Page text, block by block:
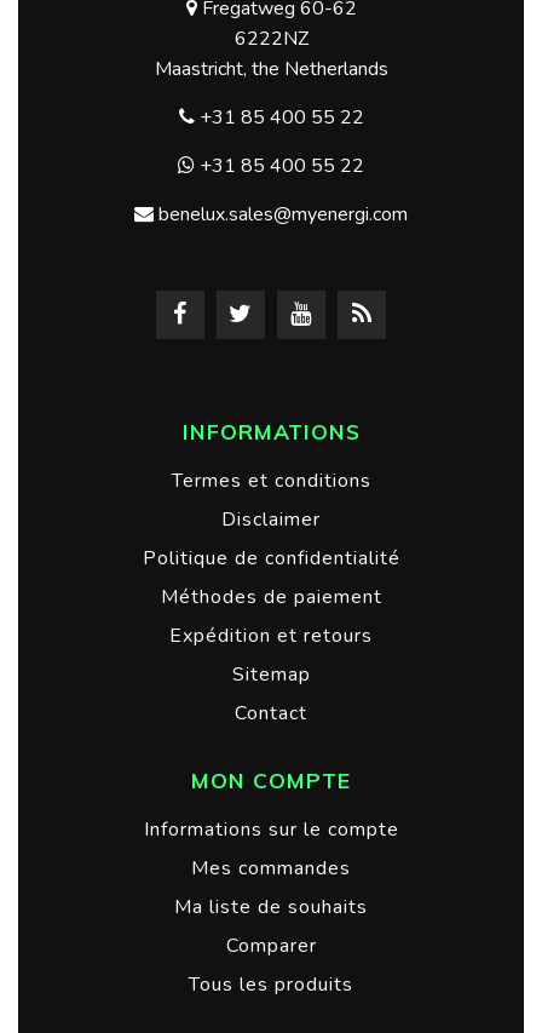
Fregatweg 60-62
6222NZ
Maastricht, the Netherlands
+31 85 400 55 22
+31 85 400 55 22
benelux.sales@myenergi.com
INFORMATIONS
Termes et conditions
Disclaimer
Politique de confidentialité
Méthodes de paiement
Expédition et retours
Sitemap
Contact
MON COMPTE
Informations sur le compte
Mes commandes
Ma liste de souhaits
Comparer
Tous les produits